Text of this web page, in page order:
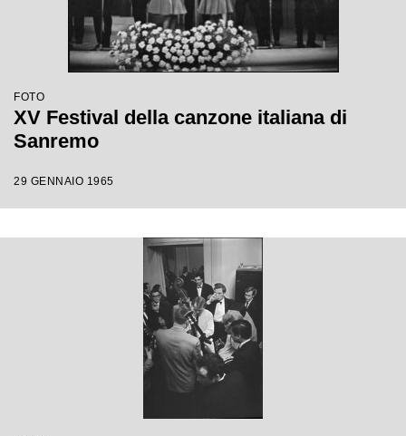
FOTO
XV Festival della canzone italiana di
Sanremo
29 GENNAIO 1965